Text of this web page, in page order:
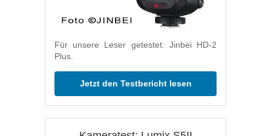
Für unsere Leser getestet: Jinbei HD-2
Plus.
Jetzt den Testbericht lesen